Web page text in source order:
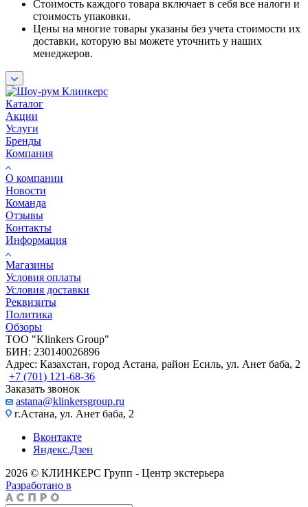
Стоимость каждого товара включает в себя все налоги и
стоимость упаковки.
Цены на многие товары указаны без учета стоимости их
доставки, которую вы можете уточнить у наших
менеджеров.
Каталог
Акции
Услуги
Бренды
Компания
О компании
Новости
Команда
Отзывы
Контакты
Информация
Магазины
Условия оплаты
Условия доставки
Реквизиты
Политика
Обзоры
TOO "Klinkers Group"
БИН: 230140026896
Адрес: Казахстан, город Астана, район Есиль, ул. Анет баба, 2
+7 (701) 121-68-36
Заказать звонок
astana@klinkersgroup.ru
г.Астана, ул. Анет баба, 2
Вконтакте
Яндекс.Дзен
2026 © КЛИНКЕРС Групп - Центр экстерьера
Разработано в